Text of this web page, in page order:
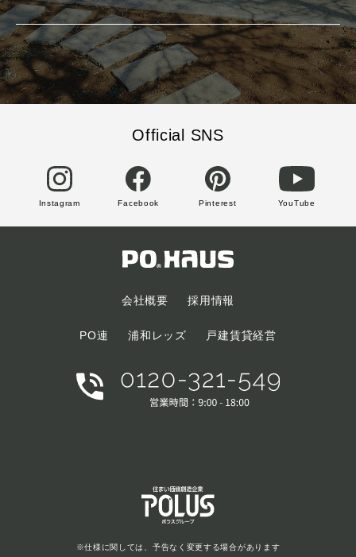
Official SNS
Instagram Facebook Pinterest YouTube
会社概要 採用情報
PO連 浦和レッズ 戸建賃貸経営
※仕様に関しては、予告なく変更する場合があります